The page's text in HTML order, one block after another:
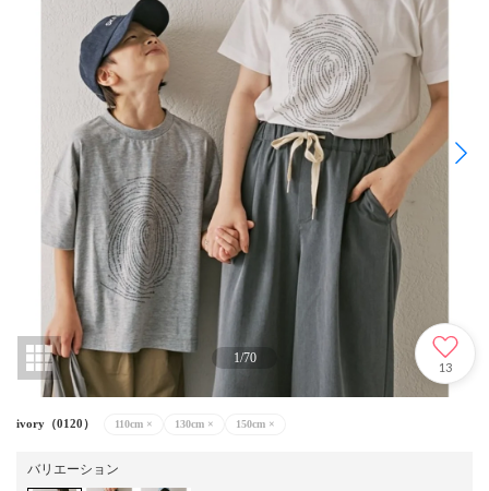
1/70
13
ivory（0120） 110cm × 130cm × 150cm ×
バリエーション